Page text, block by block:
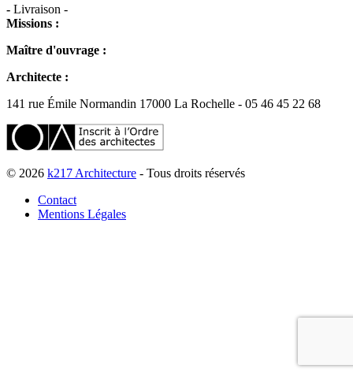
- Livraison -
Missions :
Maître d'ouvrage :
Architecte :
141 rue Émile Normandin 17000 La Rochelle - 05 46 45 22 68
© 2026 k217 Architecture - Tous droits réservés
Contact
Mentions Légales